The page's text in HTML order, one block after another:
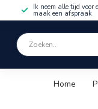
Ik neem alle tijd voor
maak een afspraak
Home